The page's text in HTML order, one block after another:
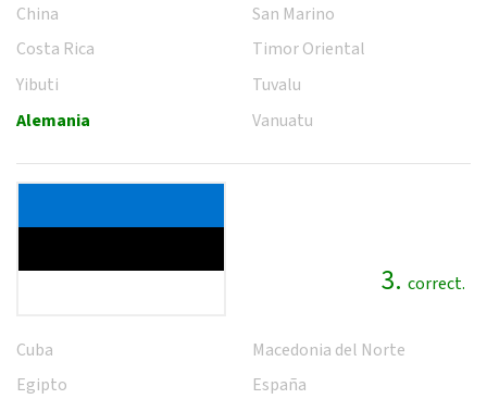
China
Costa Rica
Yibuti
Alemania
San Marino
Timor Oriental
Tuvalu
Vanuatu
3. correct.
Cuba
Egipto
Macedonia del Norte
España